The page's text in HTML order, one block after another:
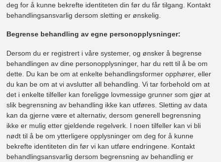
deg for å kunne bekrefte identiteten din før du får tilgang. Kontakt
behandlingsansvarlig dersom sletting er ønskelig.
Begrense behandling av egne personopplysninger:
Dersom du er registrert i våre systemer, og ønsker å begrense
behandlingen av dine personopplysninger, har du rett til å be om
dette. Du kan be om at enkelte behandlingsformer opphører, eller
du kan be om at vi avslutter all behandling. Vi tar forbehold om at
det i enkelte tilfeller kan foreligge lovmessige grunner som gjør at
slik begrensning av behandling ikke kan utføres. Sletting av data
kan da gjerne være et alternativ, dersom generell begrensning
ikke er mulig etter gjeldende regelverk. I noen tilfeller kan vi bli
nødt til å be om ytterligere opplysninger om deg for å kunne
bekrefte identiteten din før vi kan utføre endringene. Kontakt
behandlingsansvarlig dersom begrensning av behandling er